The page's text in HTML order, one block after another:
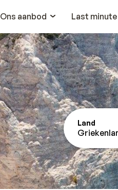
Ons aanbod
Last minute
Land